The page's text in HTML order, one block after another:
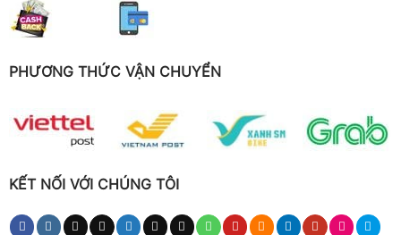
PHƯƠNG THỨC VẬN CHUYỂN
KẾT NỐI VỚI CHÚNG TÔI